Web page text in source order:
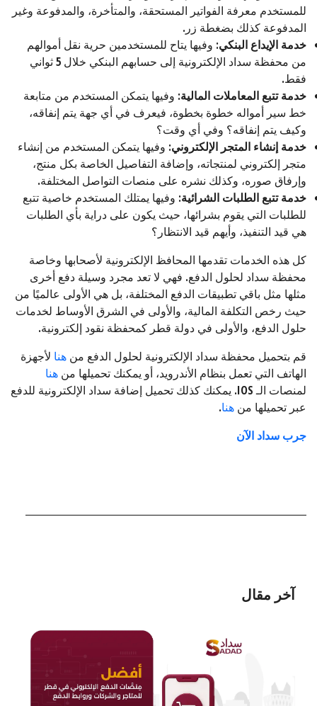
للمستخدم معرفة الفواتير المستحقة، والمتأخرة، والمدفوعة وغير
المدفوعة كذلك بضغطة زر.
خدمة الإيداع البنكي: وفيها يتاح للمستخدمين حرية نقل أموالهم
من محفظة سداد الإلكترونية إلى حسابهم البنكي خلال 5 ثواني
فقط.
خدمة تتبع المعاملات المالية: وفيها يتمكن المستخدم من متابعة
خط سير أمواله خطوة بخطوة، فيعرف في أي جهة يتم إنفاقه،
وكيف يتم إنفاقه؟ وفي أي وقت؟
خدمة إنشاء المتجر الإلكتروني: وفيها يتمكن المستخدم من إنشاء
متجر إلكتروني لمنتجاته، وإضافة التفاصيل الخاصة بكل منتج،
وإرفاق صوره، وكذلك نشره على منصات التواصل المختلفة.
خدمة تتبع الطلبات الشرائية: وفيها يمتلك المستخدم خاصية تتبع
للطلبات التي يقوم بشرائها، حيث يكون على دراية بأي الطلبات
هي قيد التنفيذ، وأيهم قيد الانتظار؟
كل هذه الخدمات تقدمها المحافظ الإلكترونية لأصحابها وخاصة
محفظة سداد لحلول الدفع. فهي لا تعد مجرد وسيلة دفع أخرى
مثلها مثل باقي تطبيقات الدفع المختلفة، بل هي الأولى عالميًا من
حيث رخص التكلفة المالية، والأولى في الشرق الأوساط لخدمات
حلول الدفع، والأولى في دولة قطر كمحفظة نقود إلكترونية.
قم بتحميل محفظة سداد الإلكترونية لحلول الدفع من هنا لأجهزة
الهاتف التي تعمل بنظام الأندرويد، أو يمكنك تحميلها من هنا
لمنصات الـ IOS. يمكنك كذلك تحميل إضافة سداد الإلكترونية للدفع
عبر تحميلها من هنا.
جرب سداد الآن
آخر مقال